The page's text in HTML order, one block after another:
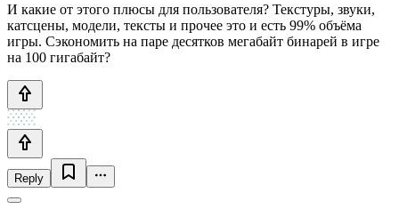
И какие от этого плюсы для пользователя? Текстуры, звуки,
катсцены, модели, тексты и прочее это и есть 99% объёма
игры. Сэкономить на паре десятков мегабайт бинарей в игре
на 100 гигабайт?
Reply